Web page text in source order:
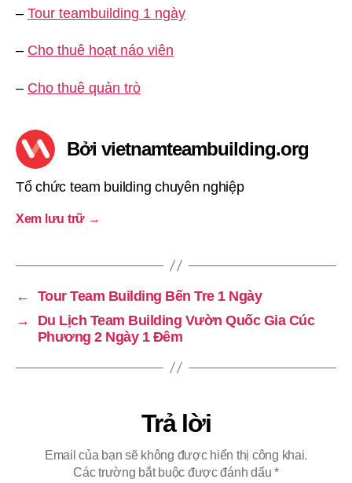
– Tour teambuilding 1 ngày
– Cho thuê hoạt náo viên
– Cho thuê quản trò
Bởi vietnamteambuilding.org
Tổ chức team building chuyên nghiệp
Xem lưu trữ →
←
Tour Team Building Bến Tre 1 Ngày
→
Du Lịch Team Building Vườn Quốc Gia Cúc
Phương 2 Ngày 1 Đêm
Trả lời
Email của bạn sẽ không được hiển thị công khai.
Các trường bắt buộc được đánh dấu*